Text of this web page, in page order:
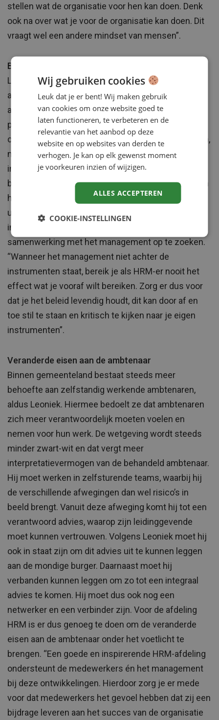
stellen wat de organisatie voor hen kan doen. Denk
ook na over wat je voor de organisatie kan doen. Dit
vraagt wel een andere mindset van mensen”.
Beklijven van de personeelsinstrumenten
Leoniek kijkt ook regelmatig naar wat ze als HRM-
afdeling zelf kunnen verbeteren. Een belangrijk
aandachtspunt is het beklijven van de
personeelsinstrumenten. “Als HRM-ers zijn we erg
creatief bij de ontwikkeling van allerlei instrumenten,
maar plannen we te weinig tijd voor de
implementatie en evaluatie”. Volgens Leoniek is het
belangrijk om te weten welk effect de instrumenten
hebben, of het wel leeft in de organisatie en wat de
uiteindelijke toegevoegde waarde is? Bij de
implementatie is het belangrijk om de
samenwerking met het management op te zoeken.
“Wanneer het management niet achter de
instrumenten staat, bereik je als HRM-er nooit het
effect wat je vooraf wilt bereiken. Zorg er dus voor
dat je het beleid levendig houdt, dit kan door af en
toe stil te staan en kritisch te kijken naar je eigen
instrumenten”.
Veranderde eisen aan de ambtenaar
Binnen gemeenteland bestaat steeds meer
behoefte aan zelfstandig werkende ambtenaren,
aldus Leoniek. Hiermee bedoelt ze dat ambtenaren
zich meer verantwoordelijk moeten voelen en
nemen voor hun werk. De wetgeving wordt steeds
minder zwart-wit en dat vergt meer
interpretatievermogen van de behandeld ambtenaar.
Hij moet werken in zelfsturende teams, waarbij hij
de verschillende afwegingen dan wel risico’s in
beeld brengt. Vanuit deze afweging komt hij tot een
verantwoord advies, waarop zijn leidinggevende
moet kunnen vertrouwen. Volgens Leoniek moet hij
ook in staat zijn om dit advies uit te kunnen leggen
aan de mondige burger. Daarnaast moet hij
verbanden kunnen leggen om zo tot een integraal
advies te komen. Hij moet dus ook nog een
netwerker en een verbinder zijn. Voor de afdeling
HRM is er dus genoeg te doen om de veranderde
eisen aan de ambtenaar onder het voetlicht te
brengen. “Een goede en inspirerende HRM-afdeling
ondersteunt de medewerkers én het management
bij deze ontwikkelingen. Hierdoor zorg je er mede
voor dat medewerkers het gevoel hebben dat zij een
bijdrage leveren aan het succes van de organisatie
Wij gebruiken cookies
Leuk dat je er bent! Wij maken gebruik
van cookies om onze website goed te
laten functioneren, te verbeteren en de
relevantie van het aanbod op deze
website en op websites van derden te
verhogen. Je kan op elk gewenst moment
je voorkeuren inzien of wijzigen.
ALLES ACCEPTEREN
COOKIE-INSTELLINGEN